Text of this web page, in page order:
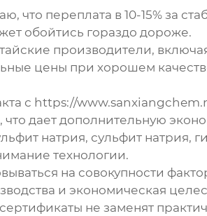
что переплата в 10-15% за
обойтись гораздо дороже.
производители,
цены при хорошем
с https://
дает дополнительную
натрия, сульфит натрия,
технологии.
на совокупности
и экономическая
не заменят